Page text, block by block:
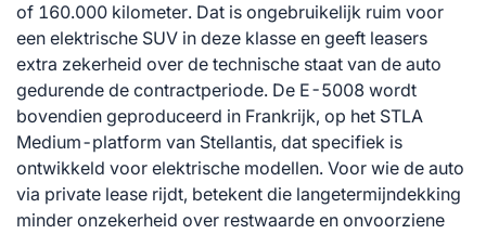
of 160.000 kilometer. Dat is ongebruikelijk ruim voor
een elektrische SUV in deze klasse en geeft leasers
extra zekerheid over de technische staat van de auto
gedurende de contractperiode. De E-5008 wordt
bovendien geproduceerd in Frankrijk, op het STLA
Medium-platform van Stellantis, dat specifiek is
ontwikkeld voor elektrische modellen. Voor wie de auto
via private lease rijdt, betekent die langetermijndekking
minder onzekerheid over restwaarde en onvoorziene